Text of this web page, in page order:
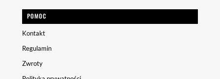
POMOC
Kontakt
Regulamin
Zwroty